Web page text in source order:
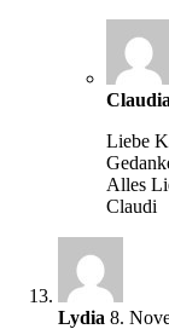
Claudia
Liebe
Alles
Claudi
Lydia 8.